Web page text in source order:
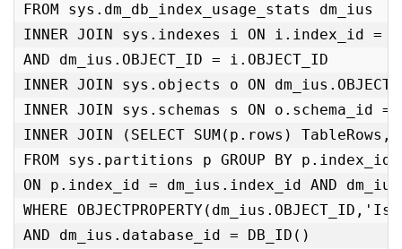
FROM sys.dm_db_index_usage_stats dm_ius
INNER JOIN sys.indexes i ON i.index_id =
AND dm_ius.OBJECT_ID = i.OBJECT_ID
INNER JOIN sys.objects o ON
INNER JOIN sys.schemas s ON o.schema_id =
INNER JOIN (SELECT SUM(p.rows)
FROM sys.partitions p GROUP BY p.index_id,
ON p.index_id = dm_ius.index_id AND
WHERE
AND dm_ius.database_id = DB_ID()